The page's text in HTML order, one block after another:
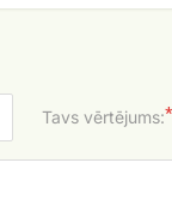
Tavs vērtējums:*